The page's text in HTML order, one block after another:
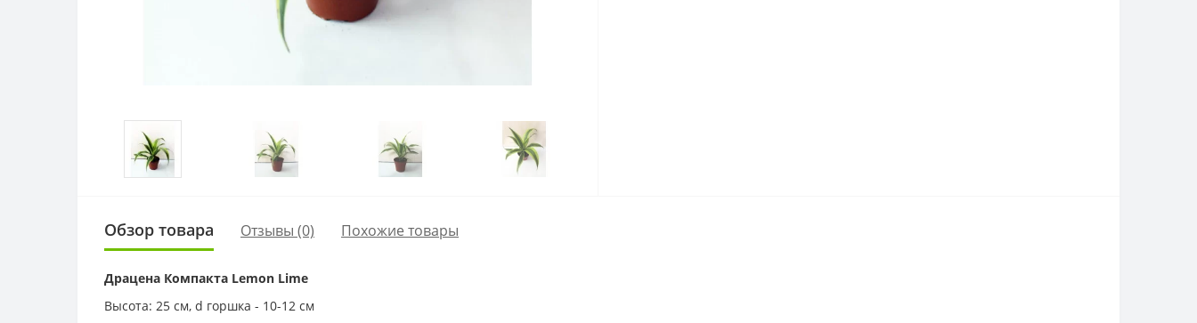
Обзор товара Отзывы (0) Похожие товары
Драцена Компакта Lemon Lime
Высота: 25 см, d горшка - 10-12 см